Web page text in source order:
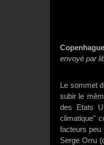
envoyé par
Le sommet
subir le
des Etats
climatique"
facteurs peu
Serge Orru